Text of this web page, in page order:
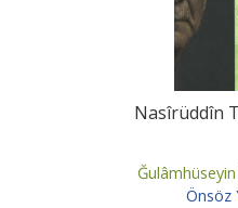
Nasîrüddîn
Önsöz